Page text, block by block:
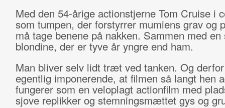
Med den 54-årige actionstjerne Tom Cruise i
som tumpen, der forstyrrer mumiens grav og
må tage benene på nakken. Sammen med en
blondine, der er tyve år yngre end ham.
Man bliver selv lidt træt ved tanken. Og
egentlig imponerende, at filmen så langt hen
fungerer som en veloplagt actionfilm med
sjove replikker og stemningsmættet gys og